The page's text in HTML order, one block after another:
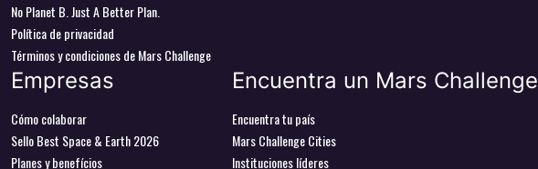
No Planet B. Just A Better Plan.
Política de privacidad
Términos y condiciones de Mars Challenge
Empresas
Cómo colaborar
Sello Best Space & Earth 2026
Planes y benefícios
Encuentra un Mars Challenge
Encuentra tu país
Mars Challenge Cities
Instituciones líderes